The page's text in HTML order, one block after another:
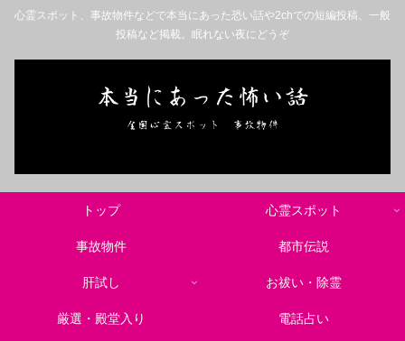
心霊スポット、事故物件などで本当にあった恐い話や2chでの短編投稿、一般
投稿など掲載。眠れない夜にどうぞ
トップ 心霊スポット
事故物件 都市伝説
肝試し お祓い・除霊
厳選・殿堂入り 電話占い